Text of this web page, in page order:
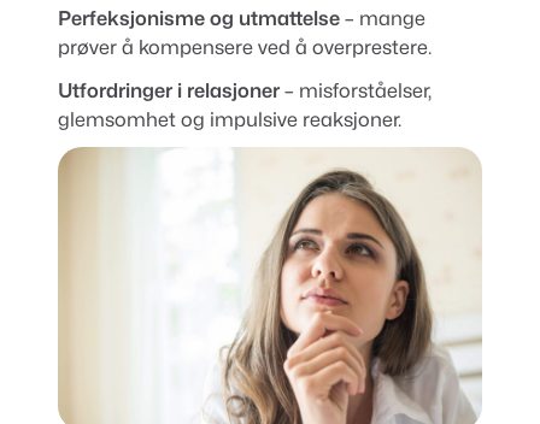
Perfeksjonisme og utmattelse – mange
prøver å kompensere ved å overprestere.
Utfordringer i relasjoner – misforståelser,
glemsomhet og impulsive reaksjoner.